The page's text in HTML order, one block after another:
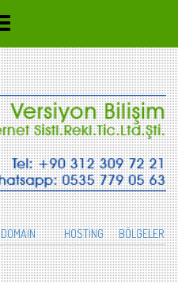
DOMAİN HOSTİNG BÖLGELER